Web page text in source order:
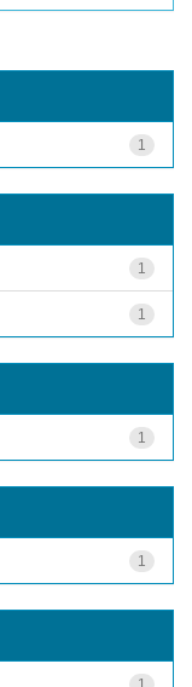
1
1
1
1
1